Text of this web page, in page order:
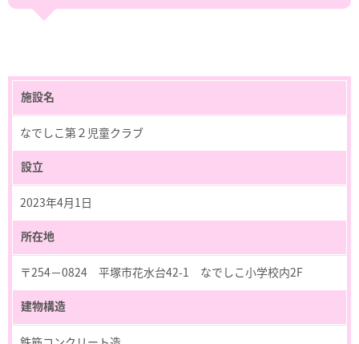
施設名
なでしこ第２児童クラブ
設立
2023年4月1日
所在地
〒254－0824 平塚市花水台42-1 なでしこ小学校内2F
建物構造